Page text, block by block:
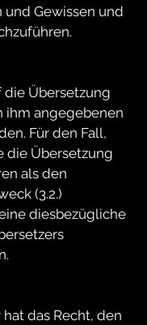
und Gewissen und
die Übersetzung
ihm angegebenen
Für den Fall,
die Übersetzung
als den
(3.2.)
diesbezügliche
das Recht, den